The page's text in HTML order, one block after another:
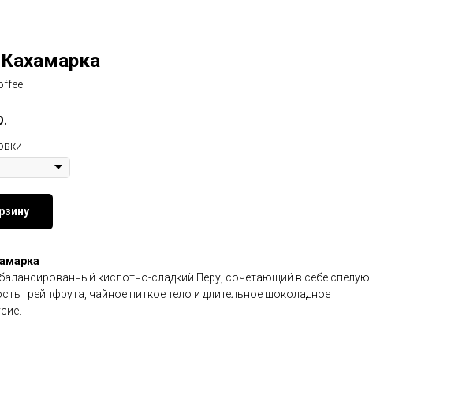
кислотно-сладкий Перу, сочетающий в себе спелую
грейпфрута, чайное питкое тело и длительное шоколадное